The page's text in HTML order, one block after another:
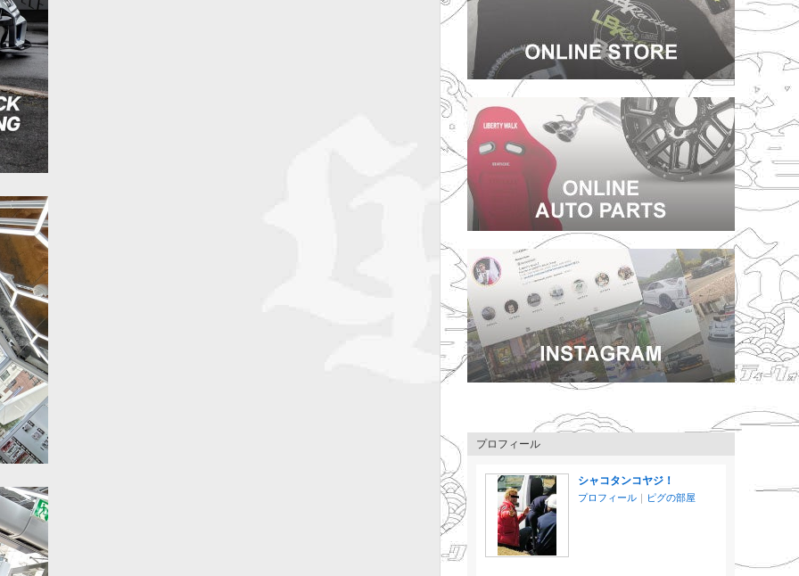
プロフィール
シャコタンコヤジ！
プロフィール ｜ ピグの部屋